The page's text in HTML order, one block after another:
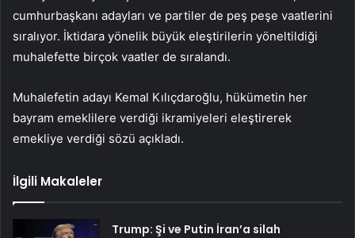
cumhurbaşkanı adayları ve partiler de peş peşe vaatlerini
sıralıyor. İktidara yönelik büyük eleştirilerin yöneltildiği
muhalefette birçok vaatler de sıralandı.
Muhalefetin adayı Kemal Kılıçdaroğlu, hükümetin her
bayram emeklilere verdiği ikramiyeleri eleştirerek
emekliye verdiği sözü açıkladı.
İlgili Makaleler
Trump: Şi ve Putin İran’a silah